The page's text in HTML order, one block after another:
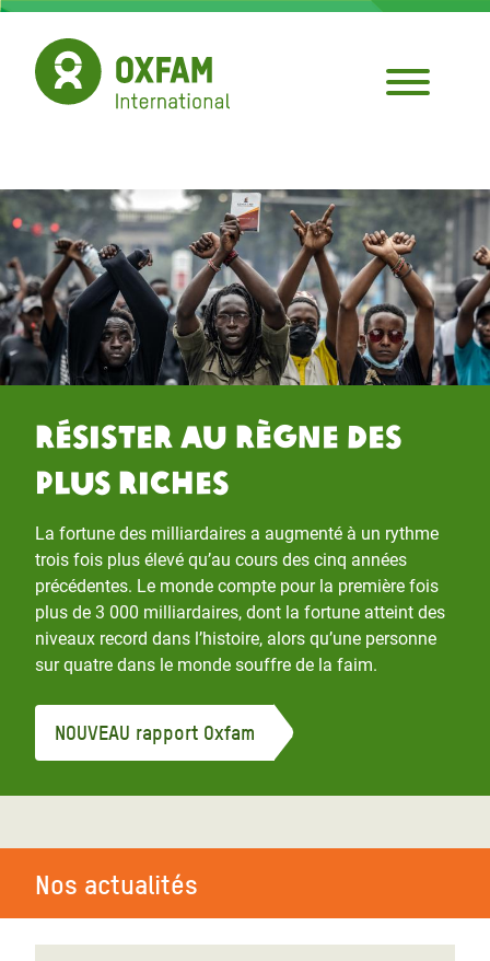
Aller
contenu
principal
Résister au Règne des
Plus Riches
La fortune des milliardaires a augmenté à un rythme
trois fois plus élevé qu’au cours des cinq années
précédentes. Le monde compte pour la première fois
plus de 3 000 milliardaires, dont la fortune atteint des
niveaux record dans l’histoire, alors qu’une personne
sur quatre dans le monde souffre de la faim.
NOUVEAU rapport Oxfam
Nos actualités